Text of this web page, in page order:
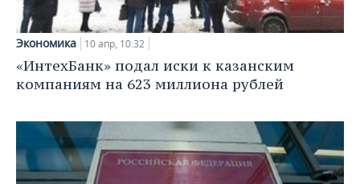
Экономика 10 апр, 10:32
«ИнтехБанк» подал иски к казанским
компаниям на 623 миллиона рублей